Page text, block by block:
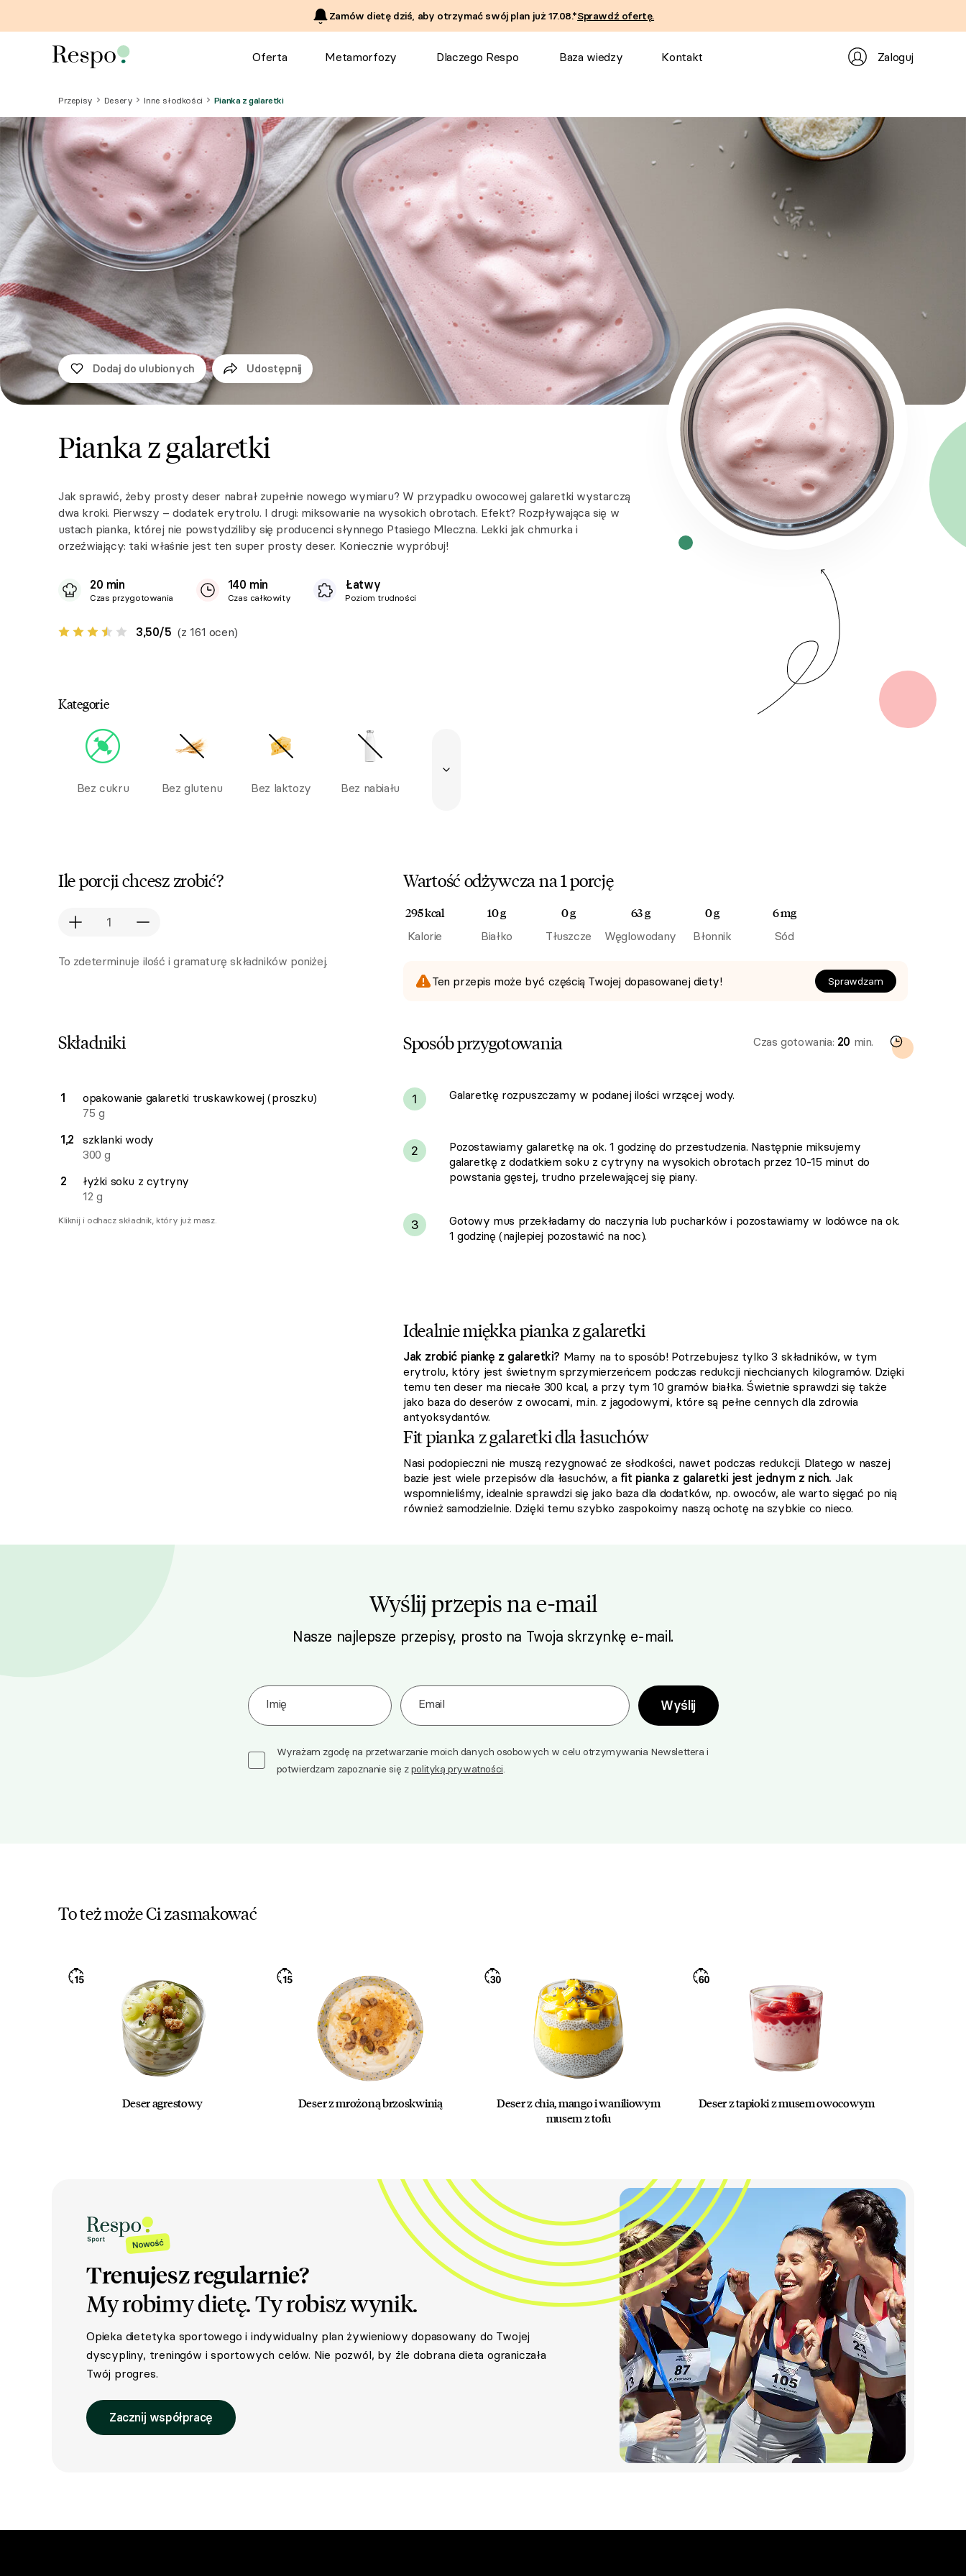
Zamów dietę dziś, aby otrzymać swój plan już 17.08.*Sprawdź ofertę.
Oferta Metamorfozy Dlaczego Respo Baza wiedzy Kontakt Zaloguj
Przepisy Desery Inne słodkości Pianka z galaretki
Dodaj do ulubionych Udostępnij
Pianka z galaretki
Jak sprawić, żeby prosty deser nabrał zupełnie nowego wymiaru? W przypadku owocowej galaretki wystarczą
dwa kroki. Pierwszy – dodatek erytrolu. I drugi: miksowanie na wysokich obrotach. Efekt? Rozpływająca się w
ustach pianka, której nie powstydziliby się producenci słynnego Ptasiego Mleczna. Lekki jak chmurka i
orzeźwiający: taki właśnie jest ten super prosty deser. Koniecznie wypróbuj!
20 min
Czas przygotowania
140 min
Czas całkowity
Łatwy
Poziom trudności
3,50/5 (z 161 ocen)
Kategorie
Bez cukru Bez glutenu Bez laktozy Bez nabiału
Ile porcji chcesz zrobić?
To zdeterminuje ilość i gramaturę składników poniżej.
Wartość odżywcza na 1 porcję
295 kcal
Kalorie
10 g
Białko
0 g
Tłuszcze
63 g
Węglowodany
0 g
Błonnik
6 mg
Sód
Ten przepis może być częścią Twojej dopasowanej diety! Sprawdzam
Składniki
Lista składników przepisu z ilościami i wagami
Ilość Składnik
1 opakowanie galaretki truskawkowej (proszku)
75 g
1,2
szklanki wody
300 g
2
łyżki soku z cytryny
12 g
Kliknij i odhacz składnik, który już masz.
Sposób przygotowania Czas gotowania: 20 min.
1 Galaretkę rozpuszczamy w podanej ilości wrzącej wody.
2
Pozostawiamy galaretkę na ok. 1 godzinę do przestudzenia. Następnie miksujemy
galaretkę z dodatkiem soku z cytryny na wysokich obrotach przez 10-15 minut do
powstania gęstej, trudno przelewającej się piany.
3
Gotowy mus przekładamy do naczynia lub pucharków i pozostawiamy w lodówce na ok.
1 godzinę (najlepiej pozostawić na noc).
Idealnie miękka pianka z galaretki
Jak zrobić piankę z galaretki? Mamy na to sposób! Potrzebujesz tylko 3 składników, w tym
erytrolu, który jest świetnym sprzymierzeńcem podczas redukcji niechcianych kilogramów. Dzięki
temu ten deser ma niecałe 300 kcal, a przy tym 10 gramów białka. Świetnie sprawdzi się także
jako baza do deserów z owocami, m.in. z jagodowymi, które są pełne cennych dla zdrowia
antyoksydantów.
Fit pianka z galaretki dla łasuchów
Nasi podopieczni nie muszą rezygnować ze słodkości, nawet podczas redukcji. Dlatego w naszej
bazie jest wiele przepisów dla łasuchów, a fit pianka z galaretki jest jednym z nich. Jak
wspomnieliśmy, idealnie sprawdzi się jako baza dla dodatków, np. owoców, ale warto sięgać po nią
również samodzielnie. Dzięki temu szybko zaspokoimy naszą ochotę na szybkie co nieco.
Wyślij przepis na e-mail
Nasze najlepsze przepisy, prosto na Twoja skrzynkę e-mail.
Zapisz się do naszego Newslettera
Imię Email Wyślij
Wyrażam zgodę na przetwarzanie moich danych osobowych w celu otrzymywania Newslettera i
potwierdzam zapoznanie się zpolityką prywatności.
To też może Ci zasmakować
Deser agrestowy Deser z mrożoną brzoskwinią
Deser z chia, mango i waniliowym
musem z tofu
Deser z tapioki z musem owocowym
Trenujesz regularnie?
My robimy dietę.Ty robisz wynik.
Opieka dietetyka sportowego i indywidualny plan żywieniowy dopasowany do Twojej
dyscypliny, treningów i sportowych celów. Nie pozwól, by źle dobrana dieta ograniczała
Twój progres.
Zacznij współpracę